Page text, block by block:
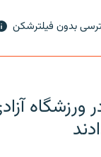
بدون فیلترشکن
ورزشگاه